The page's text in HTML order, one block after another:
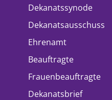
Dekanatssynode
Dekanatsausschuss
Ehrenamt
Beauftragte
Frauenbeauftragte
Dekanatsbrief